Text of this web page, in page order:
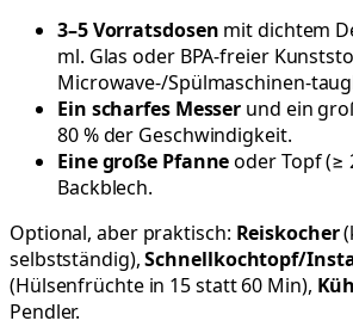
3–5 Vorratsdosen mit dichtem
ml. Glas oder BPA-freier
Microwave-/Spülmaschinen-
Ein scharfes Messer und ein
80 % der Geschwindigkeit.
Eine große Pfanneoder Topf (≥
Backblech.
Optional, aber praktisch: Reiskocher
selbstständig),Schnellkochtopf/
(Hülsenfrüchte in 15 statt 60 Min),
Pendler.